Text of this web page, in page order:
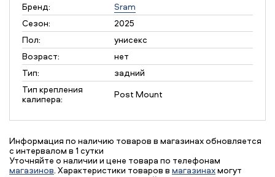
Бренд:
Sram
Сезон:
2025
Пол:
унисекс
Возраст:
нет
Тип:
задний
Тип крепления
калипера:
Post Mount
Информация по наличию товаров в магазинах обновляется
с интервалом в 1 сутки
Уточняйте о наличии и цене товара по телефонам
магазинов. Характеристики товаров в магазинахмогут